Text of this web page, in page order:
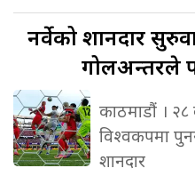
नर्वेकोशानदार
गोलअन्तरले
काठमाडौं ।
विश्वकपमा
शानदार